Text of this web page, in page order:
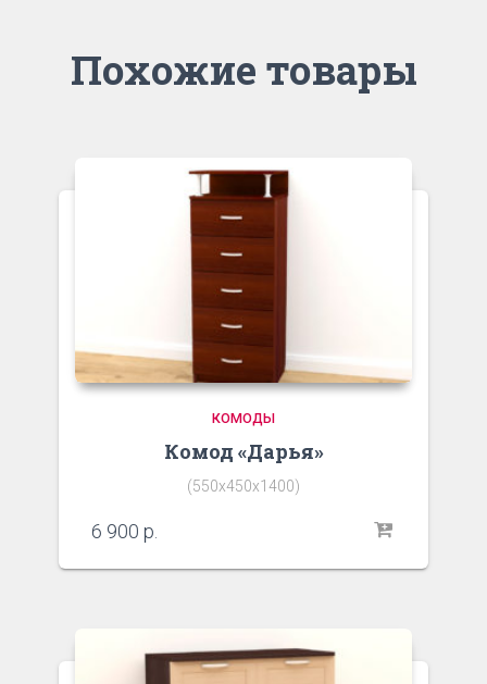
Похожие товары
КОМОДЫ
Комод «Дарья»
(550х450х1400)
6 900 р.